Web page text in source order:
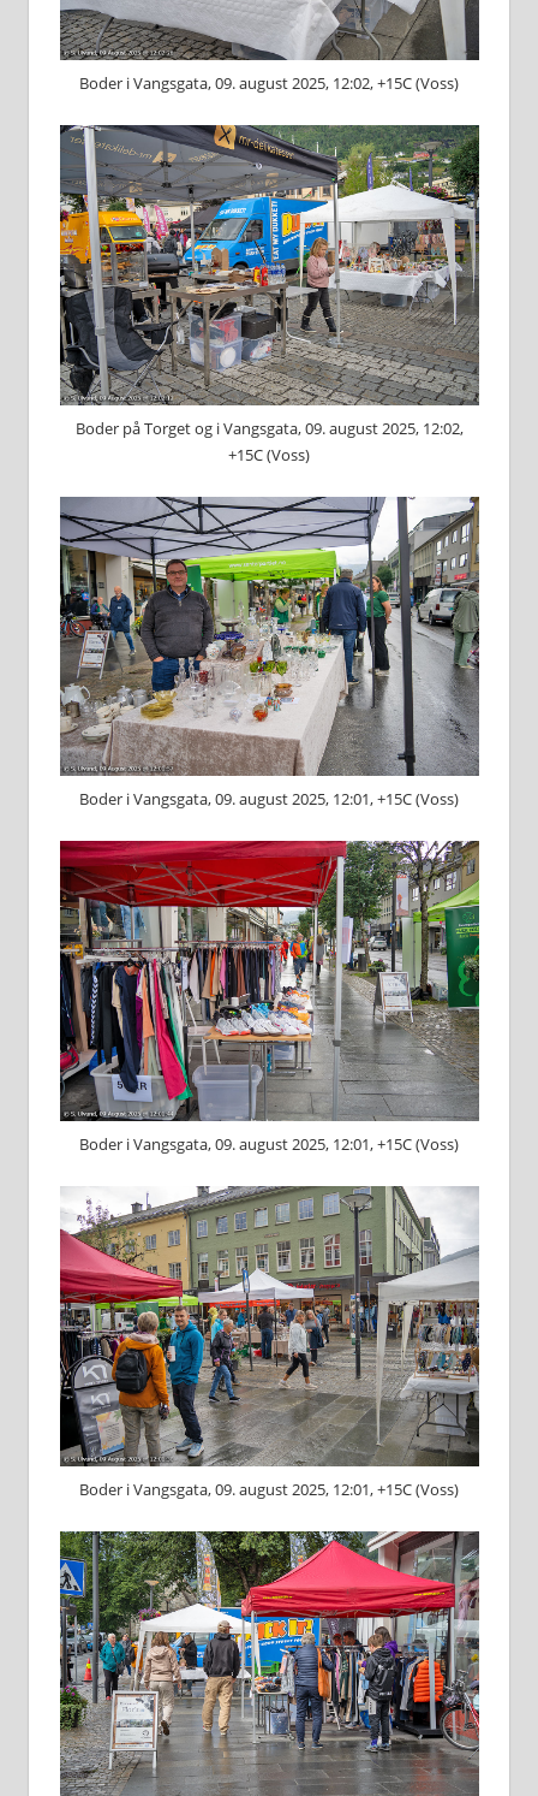
Boder i Vangsgata, 09. august 2025, 12:02, +15C (Voss)
Boder på Torget og i Vangsgata, 09. august 2025, 12:02,
+15C (Voss)
Boder i Vangsgata, 09. august 2025, 12:01, +15C (Voss)
Boder i Vangsgata, 09. august 2025, 12:01, +15C (Voss)
Boder i Vangsgata, 09. august 2025, 12:01, +15C (Voss)